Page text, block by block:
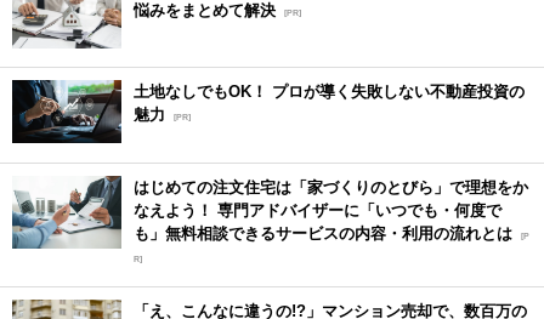
悩みをまとめて解決 [PR]
土地なしでもOK！ プロが導く失敗しない不動産投資の
魅力
[PR]
はじめての注文住宅は「家づくりのとびら」で理想をか
なえよう！ 専門アドバイザーに「いつでも・何度で
も」無料相談できるサービスの内容・利用の流れとは [P
R]
「え、こんなに違うの!?」マンション売却で、数百万の